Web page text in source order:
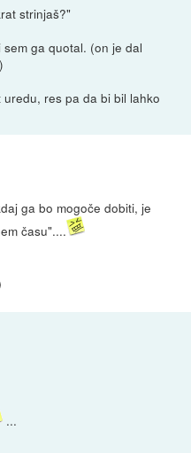
strinjaš?"
ga quotal. (on je dal
res pa da bi bil lahko
ga bo mogoče dobiti, je
času"....
...